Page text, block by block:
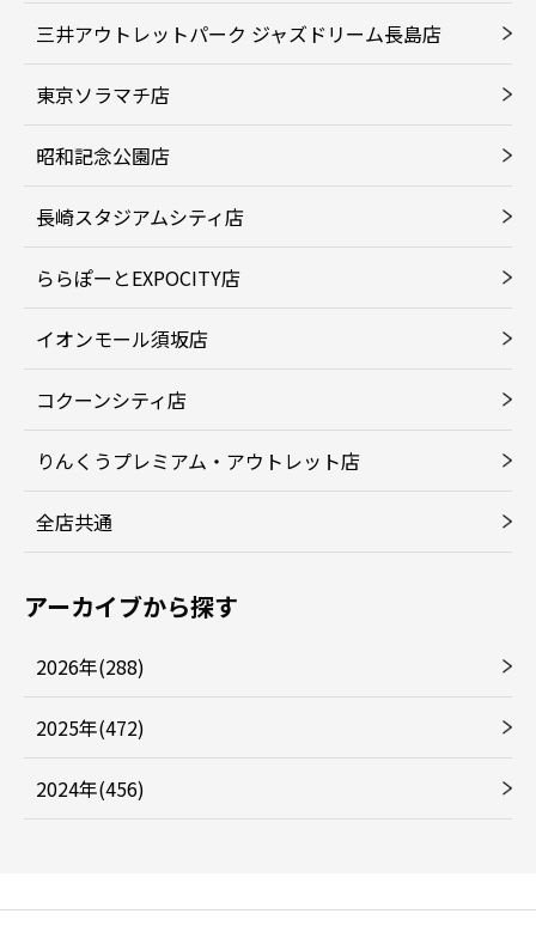
三井アウトレットパーク ジャズドリーム長島店
東京ソラマチ店
昭和記念公園店
長崎スタジアムシティ店
ららぽーとEXPOCITY店
イオンモール須坂店
コクーンシティ店
りんくうプレミアム・アウトレット店
全店共通
アーカイブから探す
2026年(288)
2025年(472)
2024年(456)